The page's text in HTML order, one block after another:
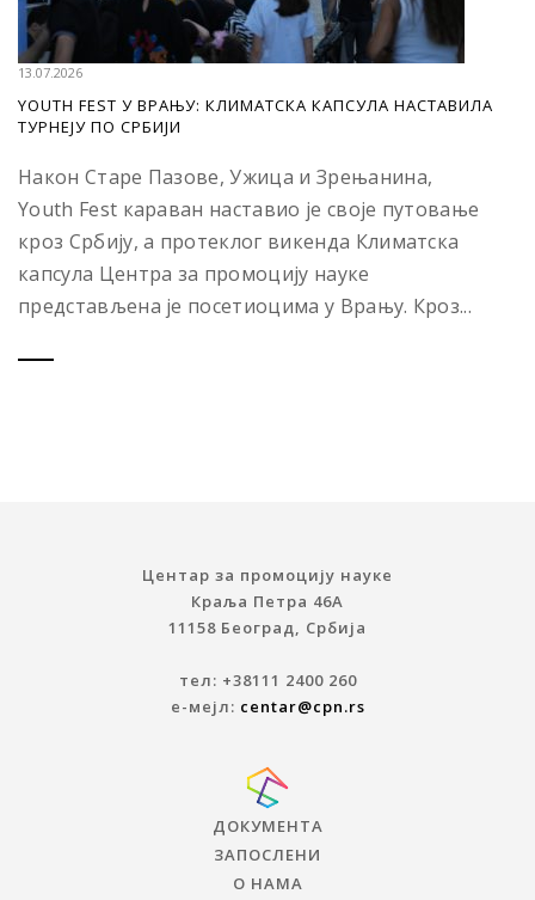
13.07.2026
YOUTH FEST У ВРАЊУ: КЛИМАТСКА КАПСУЛА НАСТАВИЛА
ТУРНЕЈУ ПО СРБИЈИ
Након Старе Пазове, Ужица и Зрењанина,
Youth Fest караван наставио је своје путовање
кроз Србију, а протеклог викенда Климатска
капсула Центра за промоцију науке
представљена је посетиоцима у Врању. Кроз...
Центар за промоцију науке
Краља Петра 46A
11158 Београд, Србија
тел: +38111 2400 260
е-мејл: centar@cpn.rs
ДОКУМЕНТА
ЗАПОСЛЕНИ
О НАМА